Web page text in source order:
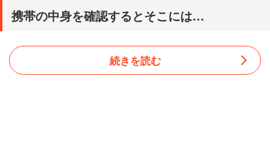
携帯の中身を確認するとそこには…
続きを読む